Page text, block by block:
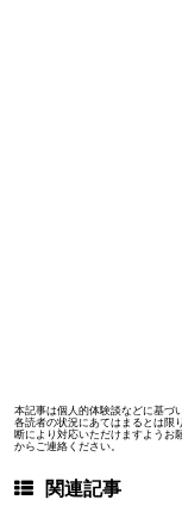
本記事は個人的体験談などに基づ
各読者の状況にあてはまるとは限
断により対応いただけますようお
からご連絡ください。
関連記事